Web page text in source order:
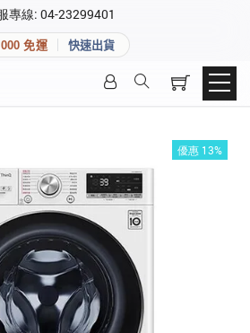
專線: 04-23299401
免運 快速出貨
優惠 13%
料與收藏清單。
登入會員
建立新帳號